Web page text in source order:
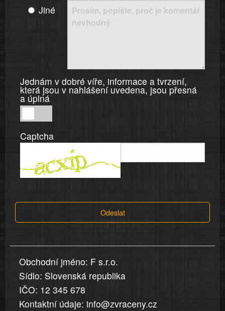
Jiné
Jednám v dobré víře, informace a tvrzení,
která jsou v nahlášení uvedena, jsou přesná
a úplná
v
dobré
informace
v
uvedena,
jsou
přesná
a
úplná
Captcha
Odeslat
Obchodní jméno: F s.r.o.
Sídlo: Slovenská republika
IČO: 12 345 678
Kontaktní údaje: info@zvraceny.cz